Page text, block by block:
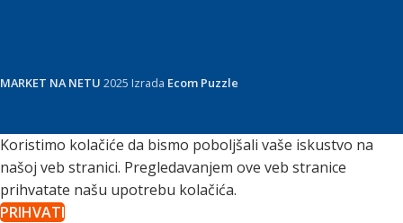
MARKET NA NETU 2025 Izrada Ecom Puzzle
Koristimo kolačiće da bismo poboljšali vaše iskustvo na
našoj veb stranici. Pregledavanjem ove veb stranice
prihvatate našu upotrebu kolačića.
PRIHVATI